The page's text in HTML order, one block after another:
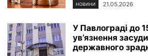
НОВИНИ 21.05.2026
У Павлограді до
ув’язнення
державного